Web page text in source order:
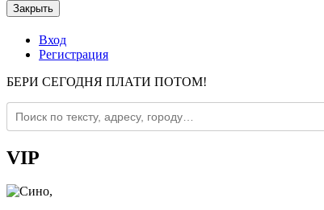
Закрыть
Вход
Регистрация
БЕРИ СЕГОДНЯ ПЛАТИ ПОТОМ!
VIP